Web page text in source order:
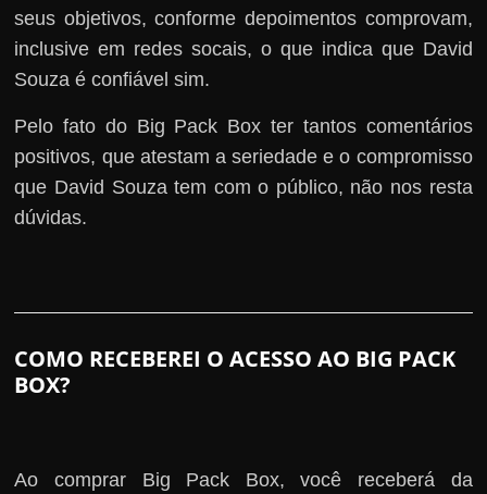
seus objetivos, conforme depoimentos comprovam,
inclusive em redes socais, o que indica que David
Souza é confiável sim.
Pelo fato do Big Pack Box ter tantos comentários
positivos, que atestam a seriedade e o compromisso
que David Souza tem com o público, não nos resta
dúvidas.
COMO RECEBEREI O ACESSO AO BIG PACK
BOX?
Ao comprar Big Pack Box, você receberá da